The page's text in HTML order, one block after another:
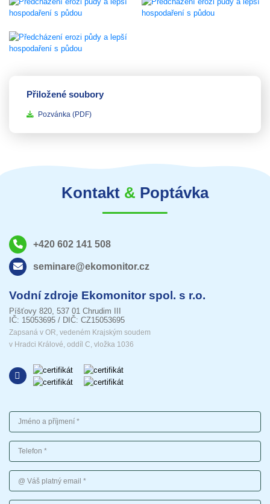
Přiložené soubory
Pozvánka(PDF)
Kontakt & Poptávka
+420 602 141 508
seminare@ekomonitor.cz
Vodní zdroje Ekomonitor spol. s r.o.
Píšťovy 820, 537 01 Chrudim III
IČ: 15053695 / DIČ: CZ15053695
Zapsaná v OR, vedeném Krajským soudem
v Hradci Králové, oddíl C, vložka 1036
Jméno a příjmení
Telefon
Váš platný email